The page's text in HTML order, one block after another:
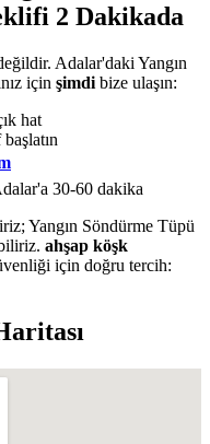
2 Dakikada
Adalar'daki Yangın
için şimdi bize ulaşın:
hat
30-60 dakika
Yangın Söndürme Tüpü
ahşap köşk
için doğru tercih: